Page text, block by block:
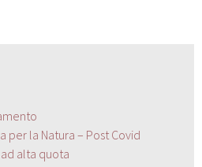
per la Natura – Post Covid
alta quota